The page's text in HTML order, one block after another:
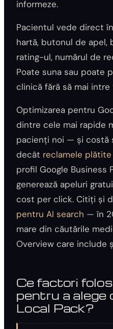
informeze.
Pacientul vede direct
hartă, butonul de apel,
rating-ul, numărul de
Poate suna sau poate
clinică fără să mai
Optimizarea pentru
dintre cele mai rapide
pacienți noi — și costă
decât reclamele plătite
profil Google Business
generează apeluri
cost per click. Citiți și
pentru AI search — în
mare din căutările
Overview care include
Ce factori
pentru a alege
Local Pack?